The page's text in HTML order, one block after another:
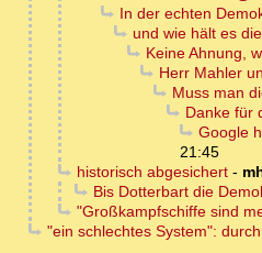
In der echten
und wie hält es
Keine Ahnung,
Herr Mahler
Muss man
Danke für
Google
21:45
historisch abgesichert-
Bis Dotterbart die
"Großkampfschiffe sind
"ein schlechtes System":